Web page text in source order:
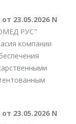
23.05.2026 N
РУС"
компании
23.05.2026 N